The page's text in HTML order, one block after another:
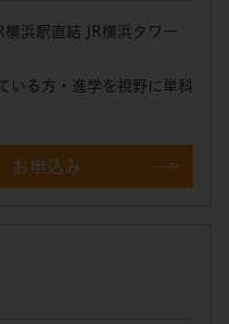
横浜駅直結 JR横浜タワー
いる方・進学を視野に単科
お申込み